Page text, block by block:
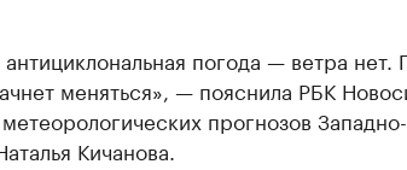
антициклональная погода — ветра нет.
меняться», — пояснила РБК
прогнозов
Кичанова.